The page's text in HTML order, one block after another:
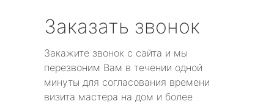
Заказать звонок
Закажите звонок с сайта и мы
перезвоним Вам в течении одной
минуты для согласования времени
визита мастера на дом и более